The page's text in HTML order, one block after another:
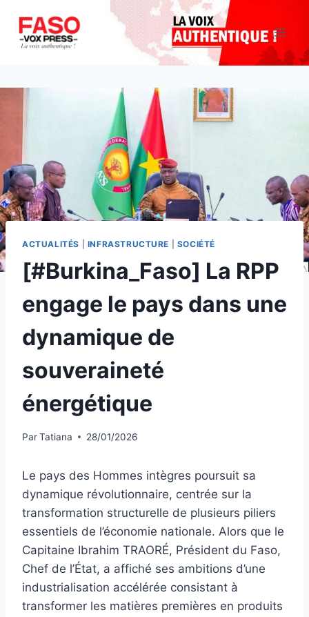
contenu
ACTUALITÉS INFRASTRUCTURE SOCIÉTÉ
[#Burkina_Faso] La RPP
engage le pays dans une
dynamique de
souveraineté
énergétique
ParTatiana 28/01/2026
Le pays des Hommes intègres poursuit sa
dynamique révolutionnaire, centrée sur la
transformation structurelle de plusieurs piliers
essentiels de l’économie nationale. Alors que le
Capitaine Ibrahim TRAORÉ, Président du Faso,
Chef de l’État, a affiché ses ambitions d’une
industrialisation accélérée consistant à
transformer les matières premières en produits